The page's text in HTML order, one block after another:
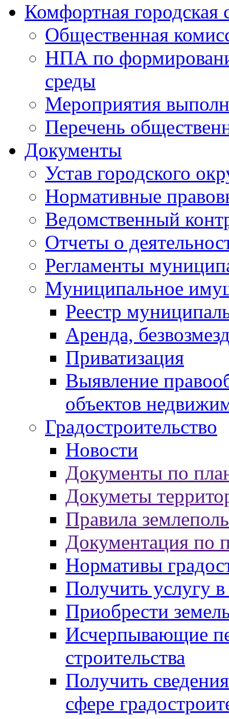
Комфортная городская
Общественная
НПА по
среды
Мероприятия
Перечень
Документы
Устав городского
Нормативные
Ведомственный
Отчеты о
Регламенты
Муниципальное
Реестр
Аренда,
Приватизация
Выявление
объектов
Градостроительство
Новости
Документы по
Докуметы
Правила
Документация по
Нормативы
Получить услугу в
Приобрести
Исчерпывающие
строительства
Получить
сфере